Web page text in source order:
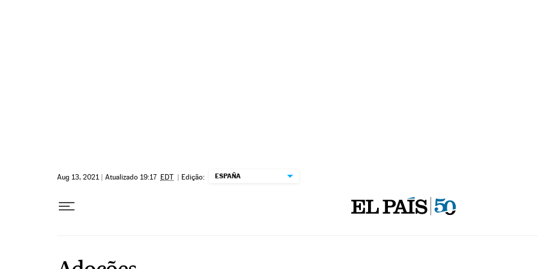
Aug 13, 2021 | Atualizado 19:17 EDT | Edição: ESPAÑA